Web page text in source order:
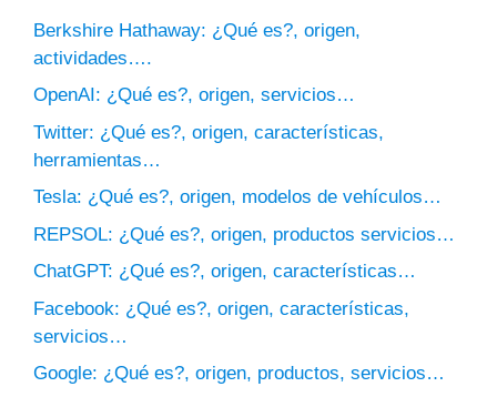
Berkshire Hathaway: ¿Qué es?, origen,
actividades….
OpenAI: ¿Qué es?, origen, servicios…
Twitter: ¿Qué es?, origen, características,
herramientas…
Tesla: ¿Qué es?, origen, modelos de vehículos…
REPSOL: ¿Qué es?, origen, productos servicios…
ChatGPT: ¿Qué es?, origen, características…
Facebook: ¿Qué es?, origen, características,
servicios…
Google: ¿Qué es?, origen, productos, servicios…